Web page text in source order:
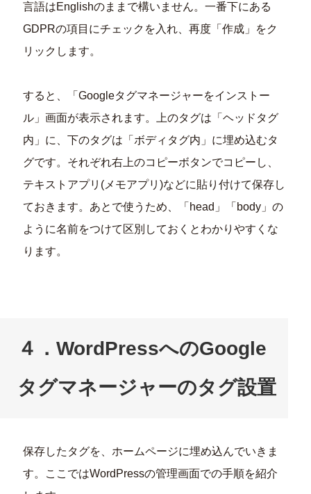
言語はEnglishのままで構いません。一番下にある
GDPRの項目にチェックを入れ、再度「作成」をク
リックします。
すると、「Googleタグマネージャーをインストー
ル」画面が表示されます。上のタグは「ヘッドタグ
内」に、下のタグは「ボディタグ内」に埋め込むタ
グです。それぞれ右上のコピーボタンでコピーし、
テキストアプリ(メモアプリ)などに貼り付けて保存し
ておきます。あとで使うため、「head」「body」の
ように名前をつけて区別しておくとわかりやすくな
ります。
４．WordPressへのGoogle
タグマネージャーのタグ設置
保存したタグを、ホームページに埋め込んでいきま
す。ここではWordPressの管理画面での手順を紹介